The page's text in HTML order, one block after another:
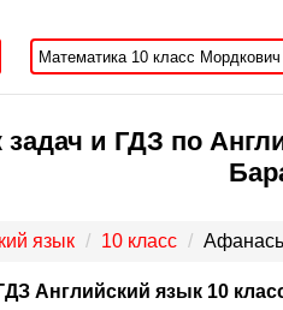
и ГДЗ по
язык 10 класс
Английский язык 10